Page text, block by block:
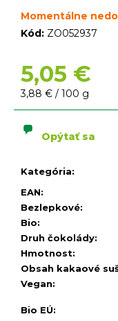
Momentálne
Kód: ZO052937
5,05 €
Jednotková
cena:
3,88 € / 100 g
Kategória:
EAN:
Bezlepkové:
Bio:
Druh čokolády:
Hmotnost:
Obsah kakaové
Vegan:
Bio EÚ:
Opýtať sa
e
n
s
ť
?
O
d
p